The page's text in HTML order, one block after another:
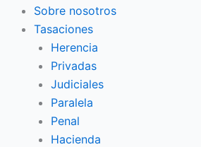
Sobre nosotros
Tasaciones
Herencia
Privadas
Judiciales
Paralela
Penal
Hacienda